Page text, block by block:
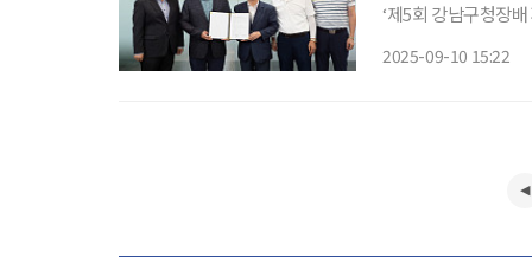
‘제5회 강남구청장
2025-09-10 15:22